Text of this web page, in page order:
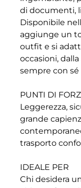
di documenti,
Disponibile
aggiunge un
outfit e si
occasioni,
sempre con
PUNTI DI
Leggerezza,
grande
trasporto
IDEALE PER
Chi desidera